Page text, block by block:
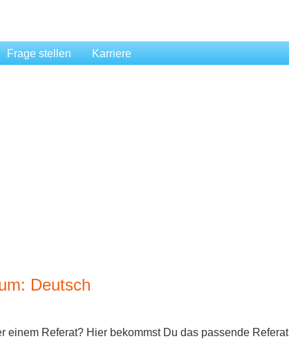
Frage stellen Karriere
Deutsch
einem Referat? Hier bekommst Du das passende Referat